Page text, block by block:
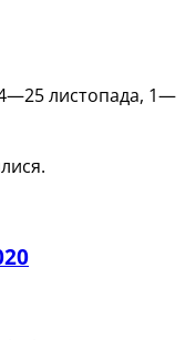
листопада, 1—